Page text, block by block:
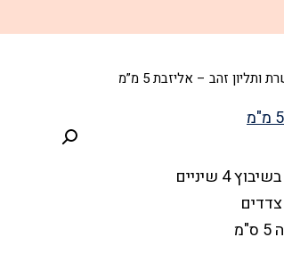
ותליון זהב – אליזבת 5 מ”מ
שיניים